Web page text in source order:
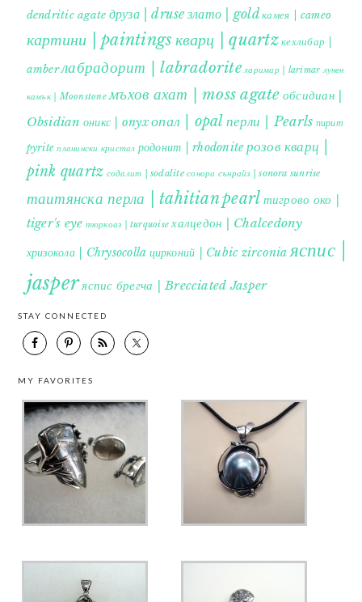
dendritic agate друза | druse злато | gold камея | cameo
картини | paintings кварц | quartzкехлибар |
amberлабрадорит | labradorite ларимар | larimar лунен
камък | Moonstone мъхов ахат | moss agate обсидиан |
Obsidian оникс | onyxопал | opal перли | Pearls пирит |
pyrite планински кристал родонит | rhodonite розов кварц |
pink quartz содалит | sodalite сонора сънрайз | sonora sunrise
таитянска перла | tahitian pearl тигрово око |
tiger's eye тюркоаз | turquoise халцедон | Chalcedony
хризокола | Chrysocolla цирконий | Cubic zirconia яспис |
jasperяспис брегча | Brecciated Jasper
STAY CONNECTED
MY FAVORITES